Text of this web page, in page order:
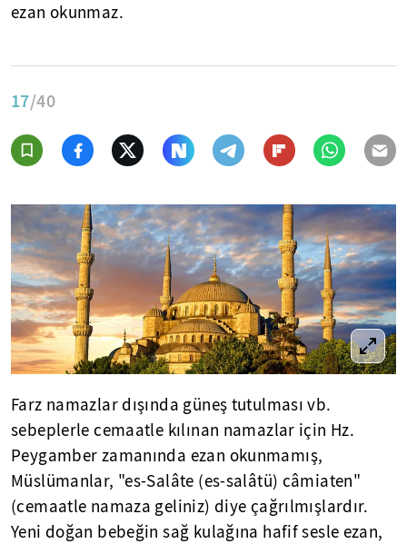
ezan okunmaz.
17/40
Farz namazlar dışında güneş tutulması vb.
sebeplerle cemaatle kılınan namazlar için Hz.
Peygamber zamanında ezan okunmamış,
Müslümanlar, "es-Salâte (es-salâtü) câmiaten"
(cemaatle namaza geliniz) diye çağrılmışlardır.
Yeni doğan bebeğin sağ kulağına hafif sesle ezan,